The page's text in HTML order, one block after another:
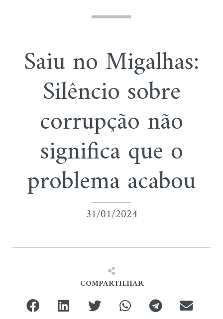
Saiu no Migalhas:
Silêncio sobre
corrupção não
significa que o
problema acabou
31/01/2024
COMPARTILHAR